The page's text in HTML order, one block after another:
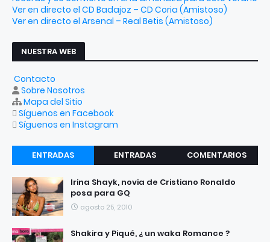
Ver en directo el CD Badajoz – CD Coria (Amistoso)
Ver en directo el Arsenal – Real Betis (Amistoso)
NUESTRA WEB
Contacto
Sobre Nosotros
Mapa del Sitio
Síguenos en Facebook
Síguenos en Instagram
ENTRADAS
RECIENTES
ENTRADAS
COMENTARIOS
Irina Shayk, novia de Cristiano Ronaldo
posa para GQ
agosto 25, 2010
Shakira y Piqué, ¿ un waka Romance ?